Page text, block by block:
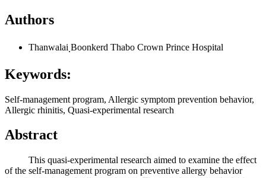
Authors
Thanwalai ฺBoonkerd Thabo Crown Prince Hospital
Keywords:
Self-management program, Allergic symptom prevention behavior,
Allergic rhinitis, Quasi-experimental research
Abstract
This quasi-experimental research aimed to examine the effect
of the self-management program on preventive allergy behavior